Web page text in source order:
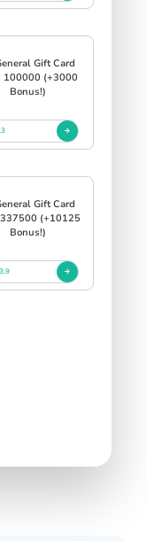
Gift Card
100000 (+3000
Bonus!)
Gift Card
(+10125
Bonus!)